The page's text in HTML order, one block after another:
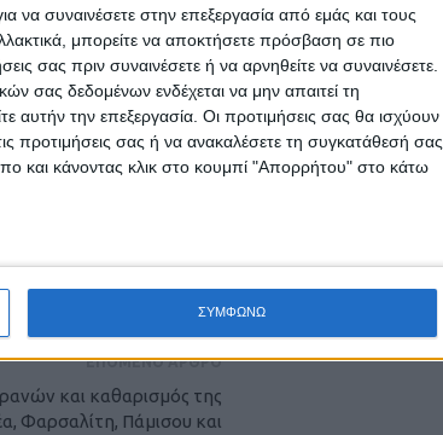
συναινέσετε στην επεξεργασία από εμάς και τους
μπορείτε να αποκτήσετε πρόσβαση σε πιο
σας πριν συναινέσετε ή να αρνηθείτε να συναινέσετε.
σας δεδομένων ενδέχεται να μην απαιτεί τη
αυτήν την επεξεργασία. Οι προτιμήσεις σας θα ισχύουν
προτιμήσεις σας ή να ανακαλέσετε τη συγκατάθεσή σας
και κάνοντας κλικ στο κουμπί "Απορρήτου" στο κάτω
ΣΥΜΦΩΝΩ
News!
της Θεσσαλίας
ΕΠΟΜΕΝΟ ΑΡΘΡΟ
και καθαρισμός της
Φαρσαλίτη, Πάμισου και